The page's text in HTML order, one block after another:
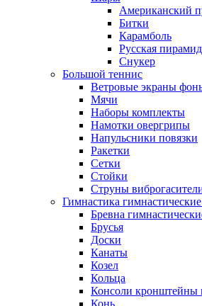
Американский
Битки
Карамболь
Русская
Снукер
Большой теннис
Ветровые экраны
Мячи
Наборы комплекты
Намотки овергрипы
Напульсники повязки
Ракетки
Сетки
Стойки
Струны
Гимнастика
Бревна
Брусья
Доски
Канаты
Козел
Кольца
Консоли кронштейны
Конь